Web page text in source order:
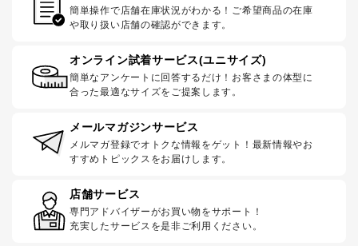
簡単操作で店舗在庫状況がわかる！ご希望商品の在庫
や取り扱い店舗の確認ができます。
オンライン試着サービス(ユニサイズ)
簡単なアンケートに回答するだけ！お客さまの体型に
合った最適なサイズをご提案します。
メールマガジンサービス
メルマガ登録でオトクな情報をゲット！最新情報やお
すすめトピックスをお届けします。
店舗サービス
専門アドバイザーがお買い物をサポート！
充実したサービスを是非ご利用ください。